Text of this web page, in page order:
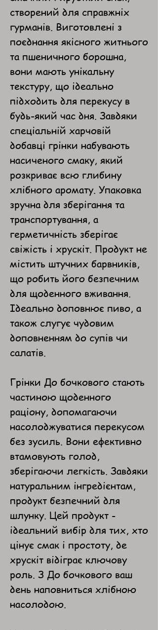
створений для справжніх
гурманів. Виготовлені з
поєднання якісного житнього
та пшеничного борошна,
вони мають унікальну
текстуру, що ідеально
підходить для перекусу в
будь-який час дня. Завдяки
спеціальній харчовій
добавці грінки набувають
насиченого смаку, який
розкриває всю глибину
хлібного аромату. Упаковка
зручна для зберігання та
транспортування, а
герметичність зберігає
свіжість і хрускіт. Продукт не
містить штучних барвників,
що робить його безпечним
для щоденного вживання.
Ідеально доповнює пиво, а
також слугує чудовим
доповненням до супів чи
салатів.
Грінки До бочкового стають
частиною щоденного
раціону, допомагаючи
насолоджуватися перекусом
без зусиль. Вони ефективно
втамовують голод,
зберігаючи легкість. Завдяки
натуральним інгредієнтам,
продукт безпечний для
шлунку. Цей продукт -
ідеальний вибір для тих, хто
цінує смак і простоту, де
хрускіт відіграє ключову
роль. З До бочкового ваш
день наповниться хлібною
насолодою.